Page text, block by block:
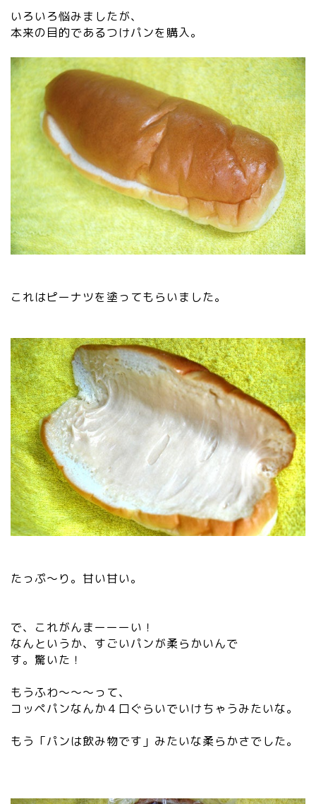
いろいろ悩みましたが、
本来の目的であるつけパンを購入。
これはピーナツを塗ってもらいました。
たっぷ～り。甘い甘い。
で、これがんまーーーい！
なんというか、すごいパンが柔らかいんで
す。驚いた！
もうふわ～～～って、
コッペパンなんか４口ぐらいでいけちゃうみたいな。
もう「パンは飲み物です」みたいな柔らかさでした。